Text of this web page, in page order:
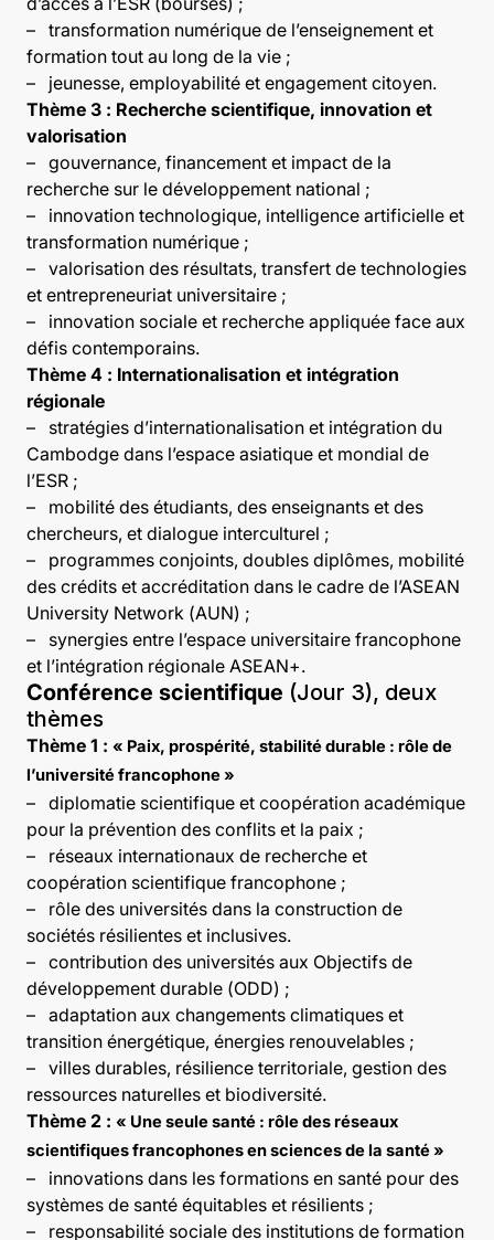
– transformation numérique de l’enseignement et
formation tout au long de la vie ;
–
jeunesse, employabilité et engagement citoyen.
Thème 3 : Recherche scientifique, innovation et
valorisation
– gouvernance, financement et impact de la
recherche sur le développement national ;
–
innovation technologique, intelligence artificielle et
transformation numérique ;
– valorisation des résultats, transfert de technologies
et entrepreneuriat universitaire ;
–
innovation sociale et recherche appliquée face aux
défis contemporains.
Thème 4 : Internationalisation et intégration
régionale
–
stratégies d’internationalisation et intégration du
Cambodge dans l’espace asiatique et mondial de
l’ESR ;
–
mobilité des étudiants, des enseignants et des
chercheurs, et dialogue interculturel ;
–
programmes conjoints, doubles diplômes, mobilité
des crédits et accréditation dans le cadre de l’ASEAN
University Network (AUN) ;
–
synergies entre l’espace universitaire francophone
et l’intégration régionale ASEAN+.
Conférence scientifique (Jour 3), deux
thèmes
Thème 1 : « Paix, prospérité, stabilité durable : rôle de
l’université francophone »
– diplomatie scientifique et coopération académique
pour la prévention des conflits et la paix ;
–
réseaux internationaux de recherche et
coopération scientifique francophone ;
–
rôle des universités dans la construction de
sociétés résilientes et inclusives.
– contribution des universités aux Objectifs de
développement durable (ODD) ;
– adaptation aux changements climatiques et
transition énergétique, énergies renouvelables ;
– villes durables, résilience territoriale, gestion des
ressources naturelles et biodiversité.
Thème 2 : « Une seule santé : rôle des réseaux
scientifiques francophones en sciences de la santé »
–
innovations dans les formations en santé pour des
systèmes de santé équitables et résilients ;
–
responsabilité sociale des institutions de formation